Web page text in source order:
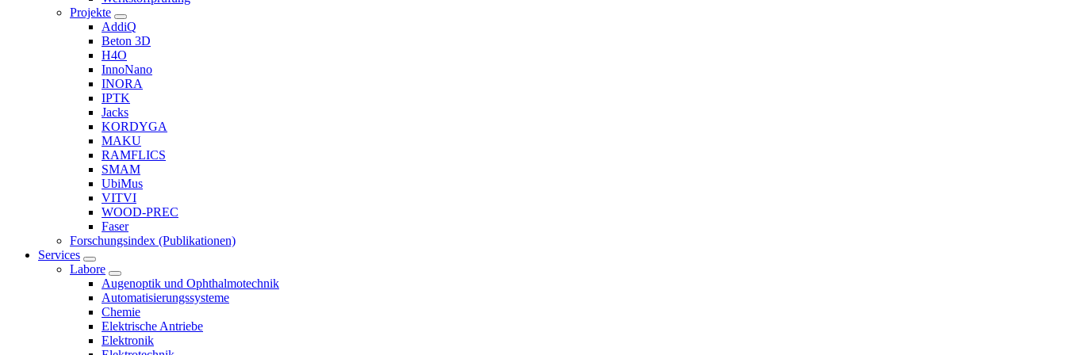
Projekte
AddiQ
Beton 3D
H4O
InnoNano
INORA
IPTK
Jacks
KORDYGA
MAKU
RAMFLICS
SMAM
UbiMus
VITVI
WOOD-PREC
Faser
Forschungsindex (Publikationen)
Services
Labore
Augenoptik und Ophthalmotechnik
Automatisierungssysteme
Chemie
Elektrische Antriebe
Elektronik